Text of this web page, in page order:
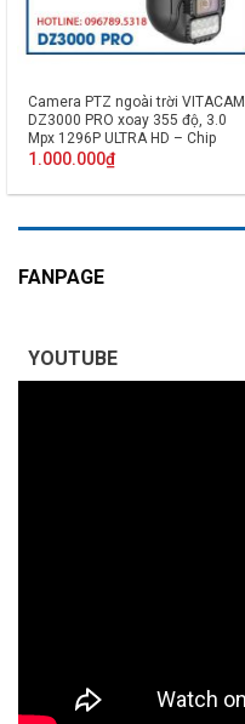
Camera PTZ ngoài trời VITACAM
DZ3000 PRO xoay 355 độ, 3.0
Mpx 1296P ULTRA HD – Chip
Hislicon
1.000.000₫
FANPAGE
YOUTUBE